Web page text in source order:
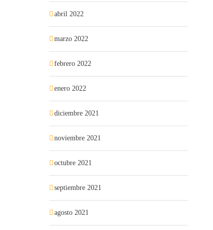
abril 2022
marzo 2022
febrero 2022
enero 2022
diciembre 2021
noviembre 2021
octubre 2021
septiembre 2021
agosto 2021